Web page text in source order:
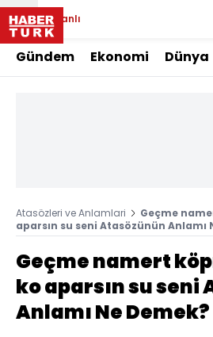
Canlı
Gündem Ekonomi Dünya
Atasözleri ve Anlamlari
Geçme
aparsın su seni Atasözünün Anlamı
Geçme namert
ko aparsın su seni
Anlamı Ne Demek?